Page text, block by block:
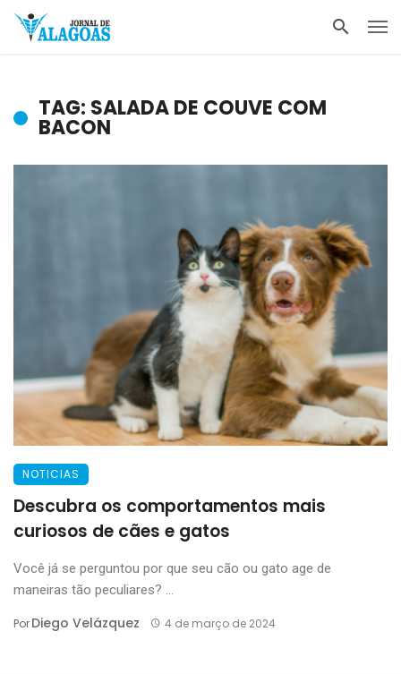
TAG: SALADA DE COUVE COM
BACON
NOTICIAS
Descubra os comportamentos mais
curiosos de cães e gatos
Você já se perguntou por que seu cão ou gato age de
maneiras tão peculiares? ...
PorDiego Velázquez 4 de março de 2024